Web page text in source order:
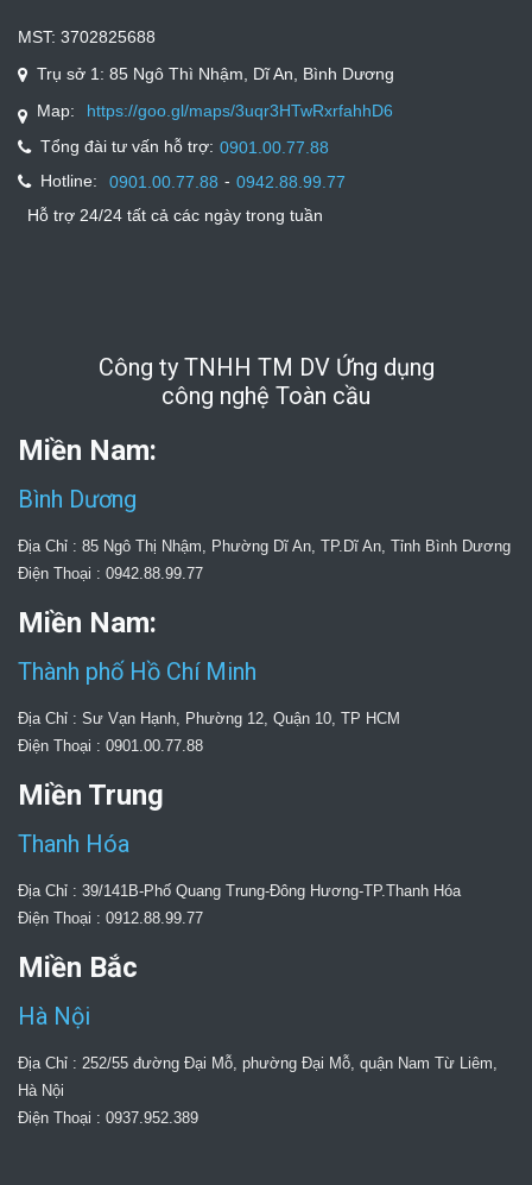
MST: 3702825688
Trụ sở 1: 85 Ngô Thì Nhậm, Dĩ An, Bình Dương
Map:
https://goo.gl/maps/3uqr3HTwRxrfahhD6
Tổng đài tư vấn hỗ trợ: 0901.00.77.88
Hotline:
0901.00.77.88 - 0942.88.99.77
Hỗ trợ 24/24 tất cả các ngày trong tuần
Công ty TNHH TM DV Ứng dụng
công nghệ Toàn cầu
Miền Nam:
Bình Dương
Địa Chỉ : 85 Ngô Thị Nhậm, Phường Dĩ An, TP.Dĩ An, Tỉnh Bình Dương
Điện Thoại : 0942.88.99.77
Miền Nam:
Thành phố Hồ Chí Minh
Địa Chỉ : Sư Vạn Hạnh, Phường 12, Quận 10, TP HCM
Điện Thoại : 0901.00.77.88
Miền Trung
Thanh Hóa
Địa Chỉ : 39/141B-Phố Quang Trung-Đông Hương-TP.Thanh Hóa
Điện Thoại : 0912.88.99.77
Miền Bắc
Hà Nội
Địa Chỉ : 252/55 đường Đại Mỗ, phường Đại Mỗ, quận Nam Từ Liêm,
Hà Nội
Điện Thoại : 0937.952.389